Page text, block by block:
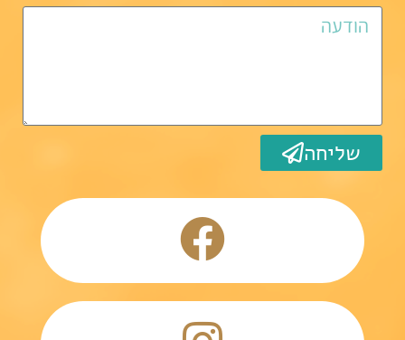
שליחה